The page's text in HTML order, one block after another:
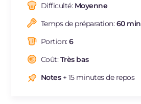
NL
Dont sucres
Protéine
Graisses
Fibre
Sodium
Difficulté: Moyenne
Temps de préparation:60 min
Portion:6
Coût:Très bas
Notes+ 15 minutes de repos